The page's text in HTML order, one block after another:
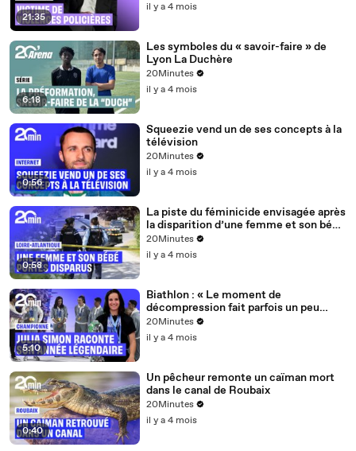
21:35
il y a 4 mois
6:18
Les symboles du « savoir-faire » de
Lyon La Duchère
20Minutes
il y a 4 mois
0:56
Squeezie vend un de ses concepts à la
télévision
20Minutes
il y a 4 mois
0:58
La piste du féminicide envisagée après
la disparition d’une femme et son bébé
de 15 mois près de Nantes
20Minutes
il y a 4 mois
5:10
Biathlon : « Le moment de
décompression fait parfois un peu
peur »... Julia Simon et l'après saison
olympique
20Minutes
il y a 4 mois
0:40
Un pêcheur remonte un caïman mort
dans le canal de Roubaix
20Minutes
il y a 4 mois